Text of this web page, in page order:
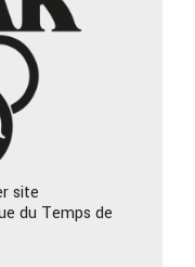
site
du Temps de